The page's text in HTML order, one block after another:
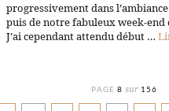
progressivement dans
puis de notre fabuleux week-end
J’ai cependant attendu début …
PAGE 8 sur 156